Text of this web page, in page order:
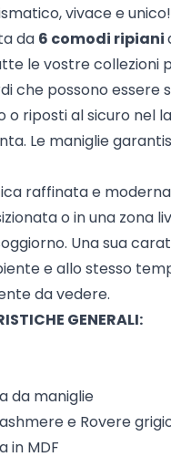
vivace e unico!
da 6 comodi ripiani
le vostre collezioni
che possono essere
o riposti al sicuro nel
Le maniglie
raffinata e
o in una zona
Una sua
e allo stesso
da vedere.
GENERALI:
da maniglie
e Rovere
in MDF